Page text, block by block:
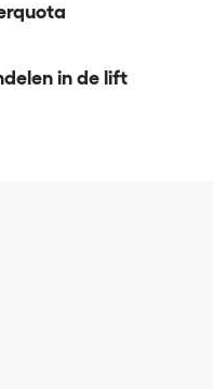
in de lift